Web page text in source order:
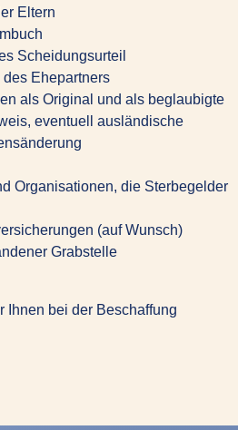
Eltern
Scheidungsurteil
Ehepartners
als Original und als beglaubigte
eventuell ausländische
Organisationen, die Sterbegelder
(auf Wunsch)
Grabstelle
Ihnen bei der Beschaffung